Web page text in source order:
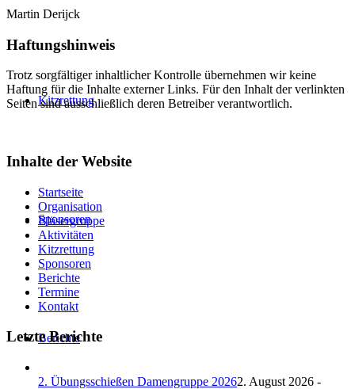
Kitzrettung
Sponsoren
Berichte
Martin Derijck
Haftungshinweis
Trotz sorgfältiger inhaltlicher Kontrolle über­neh­men wir keine
Haftung für die Inhalte ex­ter­ner Links. Für den Inhalt der verlinkten
Seiten sind ausschließlich deren Betreiber verantwortlich.
Inhalte der Website
Startseite
Organisation
Bläsergruppe
Aktivitäten
Kitzrettung
Sponsoren
Berichte
Termine
Kontakt
Letzte Berichte
2. Übungsschießen Damengruppe 20262. August 2026 -